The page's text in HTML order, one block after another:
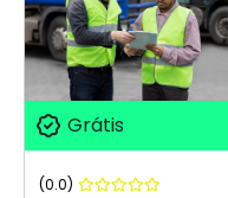
Grátis
(0.0)